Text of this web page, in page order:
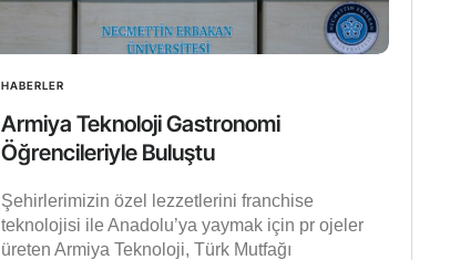
HABERLER
Armiya Teknoloji Gastronomi
Öğrencileriyle Buluştu
Şehirlerimizin özel lezzetlerini franchise
teknolojisi ile Anadolu’ya yaymak için pr ojeler
üreten Armiya Teknoloji, Türk Mutfağı